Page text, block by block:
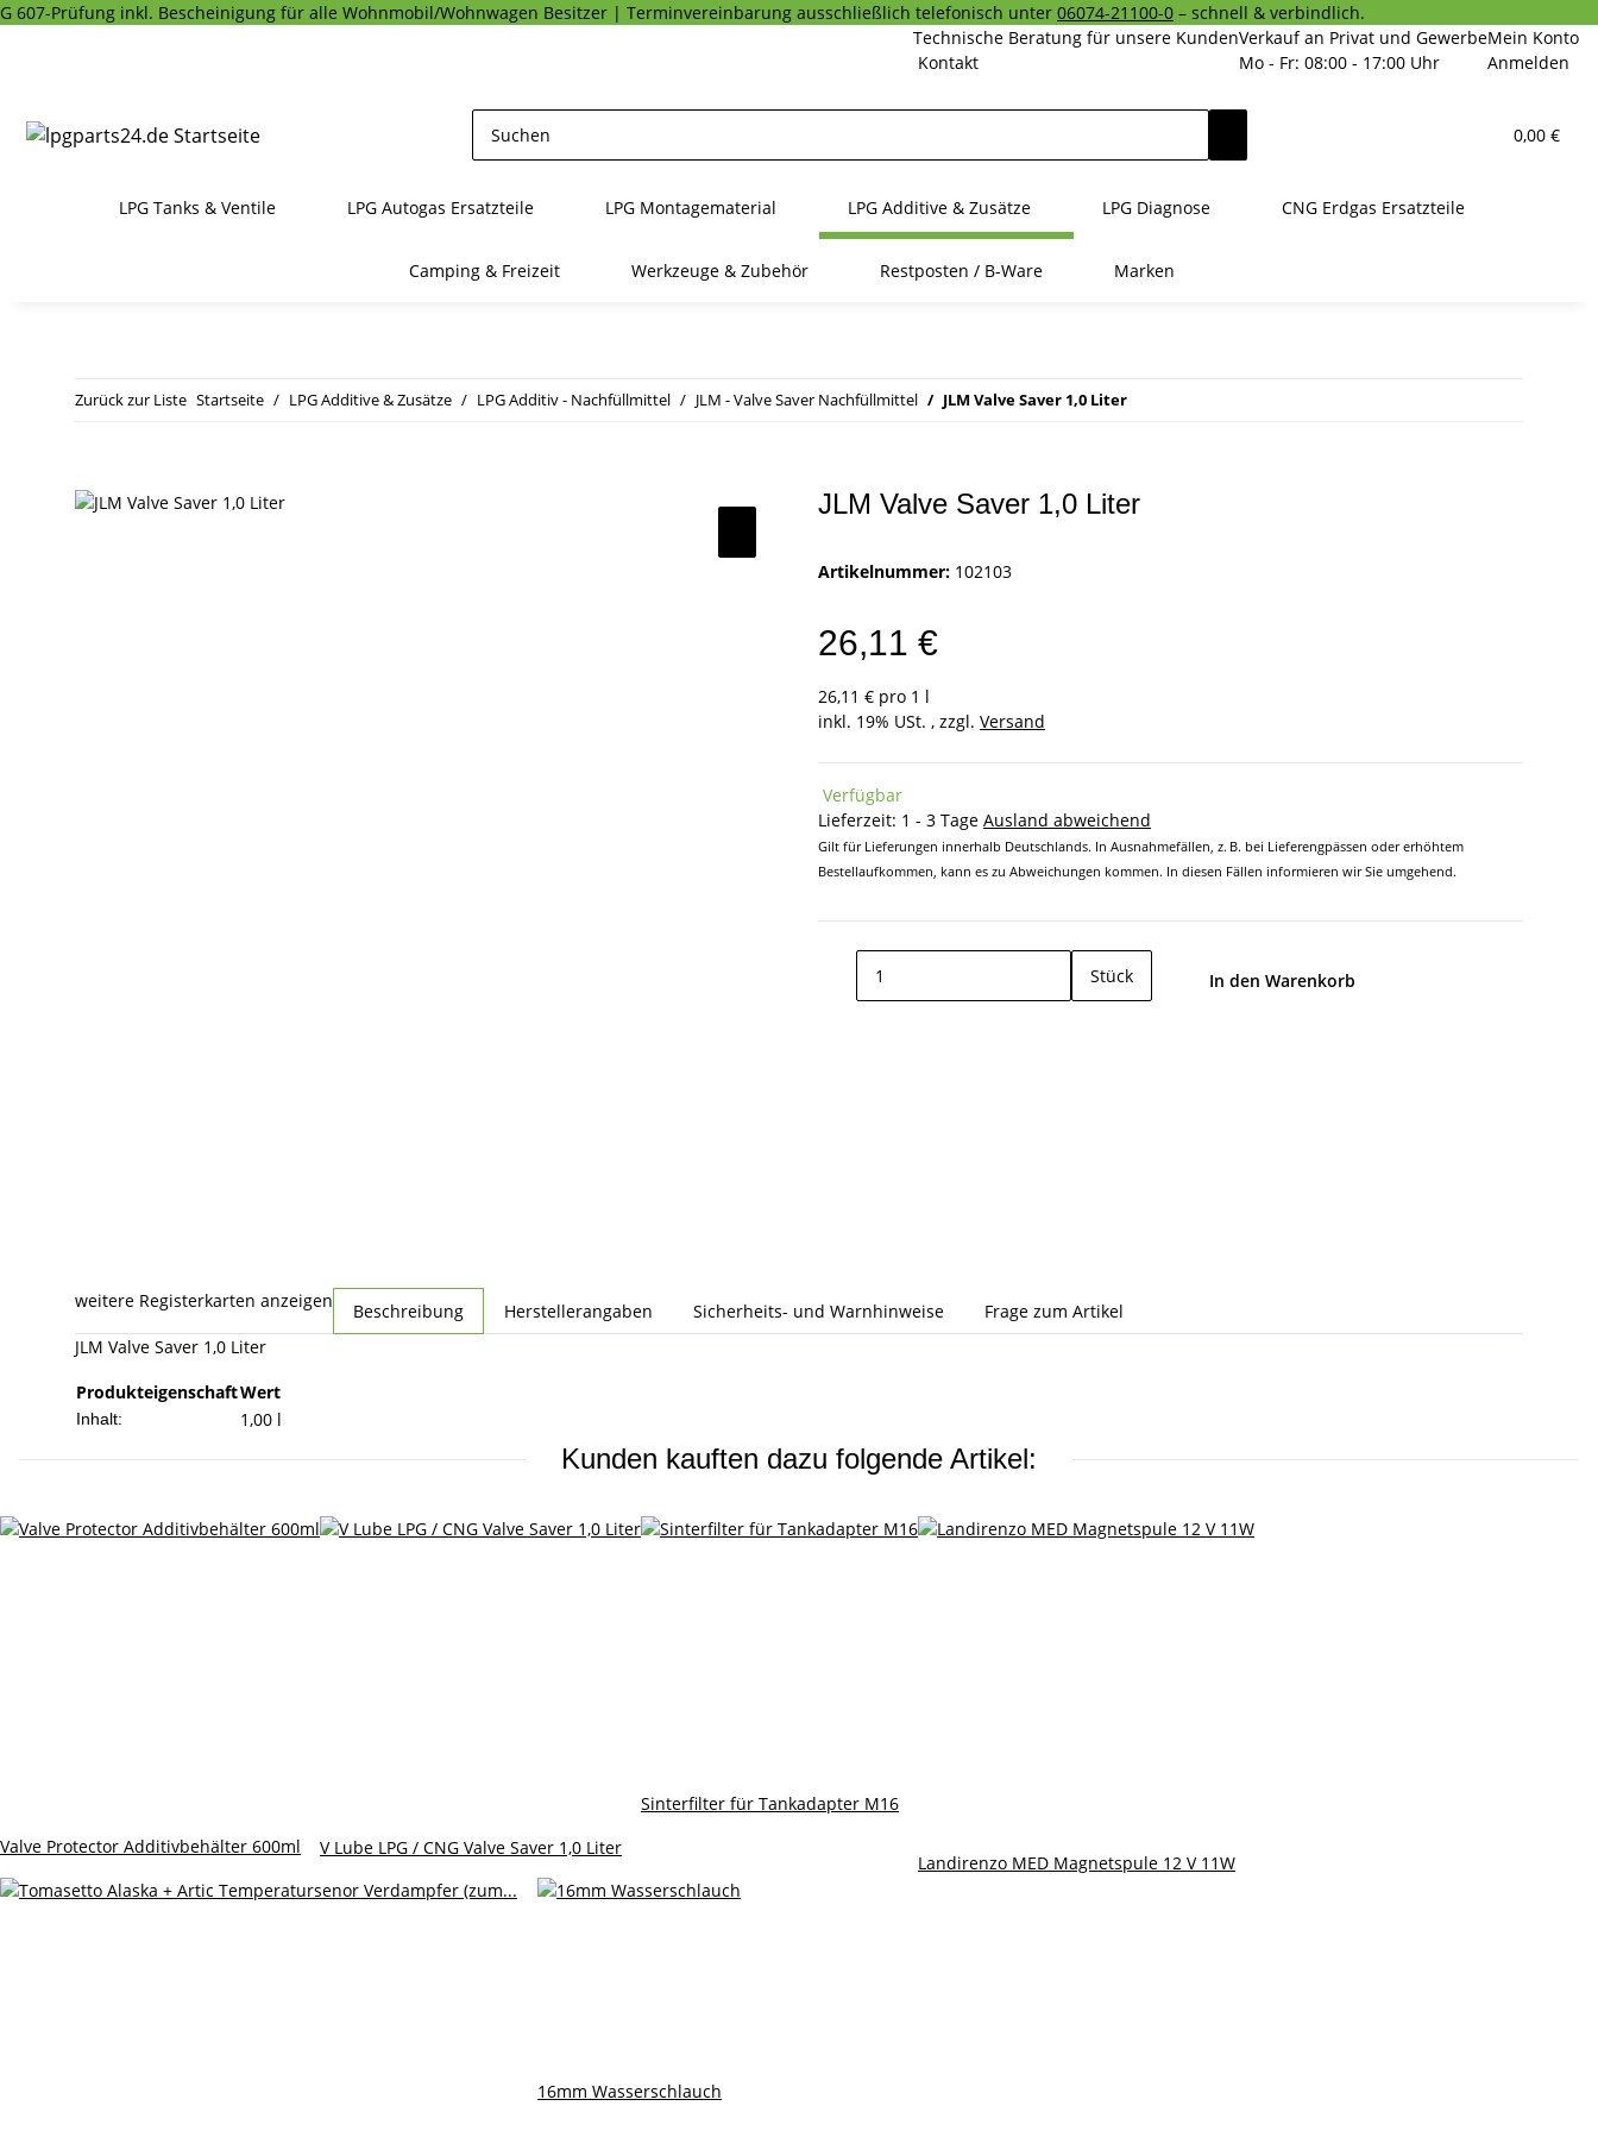
G 607-Prüfung inkl. Bescheinigung für alle Wohnmobil/Wohnwagen Besitzer | Terminvereinbarung ausschließlich telefonisch unter 06074-21100-0 – schnell & verbindlich.
Mein Konto
Anmelden
Verkauf an Privat und Gewerbe
Mo - Fr: 08:00 - 17:00 Uhr
Technische Beratung für unsere Kunden
Kontakt
0,00 €
LPG Tanks & Ventile LPG Autogas Ersatzteile LPG Montagematerial LPG Additive & Zusätze LPG Diagnose CNG Erdgas Ersatzteile
Camping & Freizeit Werkzeuge & Zubehör Restposten / B-Ware Marken
Zurück zur Liste Startseite LPG Additive & Zusätze LPG Additiv - Nachfüllmittel JLM - Valve Saver Nachfüllmittel JLM Valve Saver 1,0 Liter
JLM Valve Saver 1,0 Liter
Artikelnummer: 102103
26,11 €
26,11 € pro 1 l
inkl. 19% USt. , zzgl. Versand
Verfügbar
Lieferzeit: 1 - 3 Tage Ausland abweichend
Gilt für Lieferungen innerhalb Deutschlands. In Ausnahmefällen, z. B. bei Lieferengpässen oder erhöhtem
Bestellaufkommen, kann es zu Abweichungen kommen. In diesen Fällen informieren wir Sie umgehend.
Stück In den Warenkorb
weitere Registerkarten anzeigen Beschreibung Herstellerangaben Sicherheits- und Warnhinweise
Frage zum Artikel
JLM Valve Saver 1,0 Liter
ProdukteigenschaftWert
Inhalt: 1,00 l
Kunden kauften dazu folgende Artikel:
Valve Protector Additivbehälter 600ml V Lube LPG / CNG Valve Saver 1,0 Liter
Sinterfilter für Tankadapter M16
Landirenzo MED Magnetspule 12 V 11W
16mm Wasserschlauch